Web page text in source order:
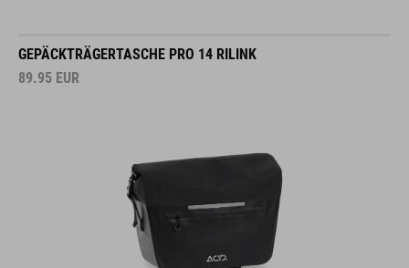
GEPÄCKTRÄGERTASCHE PRO 14 RILINK
89.95 EUR